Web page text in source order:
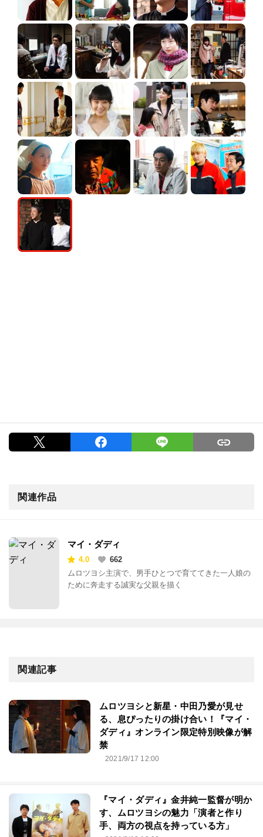
関連作品
マイ・ダディ
4.0
662
ムロツヨシ主演で、男手ひとつで育ててきた一人娘の
ために奔走する誠実な父親を描く
関連記事
ムロツヨシと新星・中田乃愛が見せ
る、息ぴったりの掛け合い！『マイ・
ダディ』オンライン限定特別映像が解
禁
2021/9/17 12:00
『マイ・ダディ』金井純一監督が明か
す、ムロツヨシの魅力「演者と作り
手、両方の視点を持っている方」